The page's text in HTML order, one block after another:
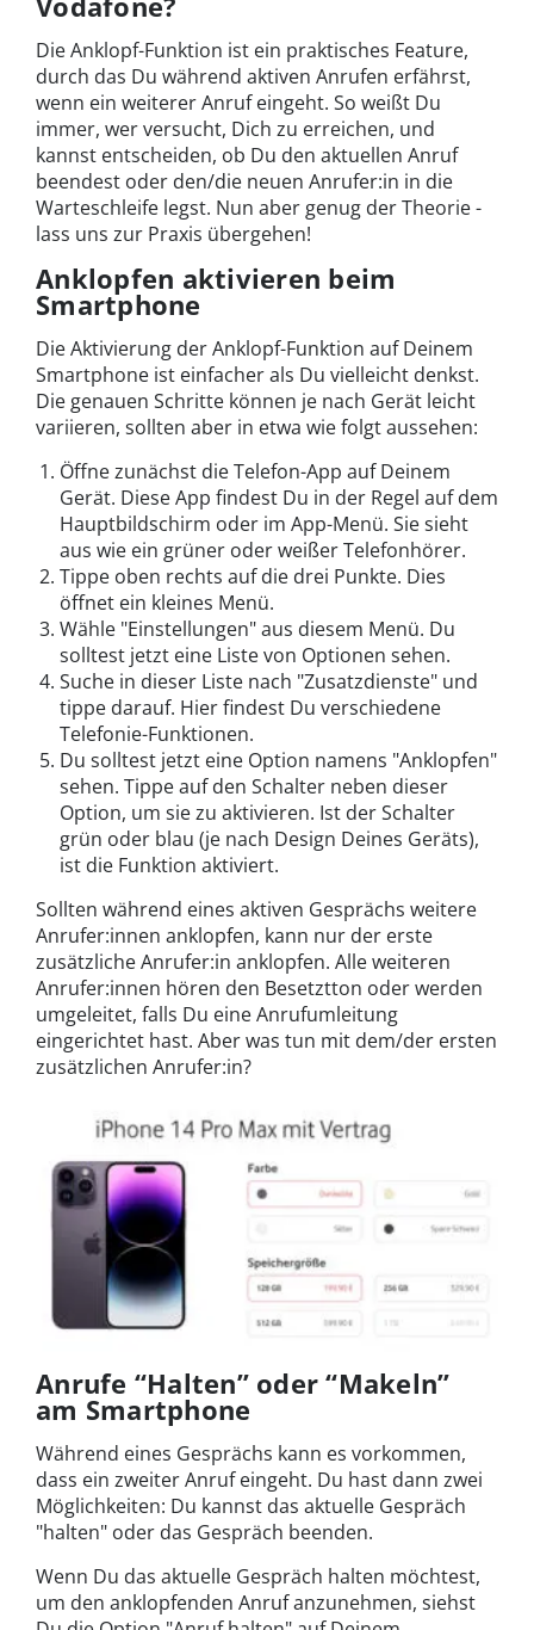
Die Anklopf-Funktion ist ein praktisches Feature,
durch das Du während aktiven Anrufen erfährst,
wenn ein weiterer Anruf eingeht. So weißt Du
immer, wer versucht, Dich zu erreichen, und
kannst entscheiden, ob Du den aktuellen Anruf
beendest oder den/die neuen Anrufer:in in die
Warteschleife legst. Nun aber genug der Theorie -
lass uns zur Praxis übergehen!
Anklopfen aktivieren beim
Smartphone
Die Aktivierung der Anklopf-Funktion auf Deinem
Smartphone ist einfacher als Du vielleicht denkst.
Die genauen Schritte können je nach Gerät leicht
variieren, sollten aber in etwa wie folgt aussehen:
Öffne zunächst die Telefon-App auf Deinem
Gerät. Diese App findest Du in der Regel auf dem
Hauptbildschirm oder im App-Menü. Sie sieht
aus wie ein grüner oder weißer Telefonhörer.
Tippe oben rechts auf die drei Punkte. Dies
öffnet ein kleines Menü.
Wähle "Einstellungen" aus diesem Menü. Du
solltest jetzt eine Liste von Optionen sehen.
Suche in dieser Liste nach "Zusatzdienste" und
tippe darauf. Hier findest Du verschiedene
Telefonie-Funktionen.
Du solltest jetzt eine Option namens "Anklopfen"
sehen. Tippe auf den Schalter neben dieser
Option, um sie zu aktivieren. Ist der Schalter
grün oder blau (je nach Design Deines Geräts),
ist die Funktion aktiviert.
Sollten während eines aktiven Gesprächs weitere
Anrufer:innen anklopfen, kann nur der erste
zusätzliche Anrufer:in anklopfen. Alle weiteren
Anrufer:innen hören den Besetztton oder werden
umgeleitet, falls Du eine Anrufumleitung
eingerichtet hast. Aber was tun mit dem/der ersten
zusätzlichen Anrufer:in?
Anrufe “Halten” oder “Makeln”
am Smartphone
Während eines Gesprächs kann es vorkommen,
dass ein zweiter Anruf eingeht. Du hast dann zwei
Möglichkeiten: Du kannst das aktuelle Gespräch
"halten" oder das Gespräch beenden.
Wenn Du das aktuelle Gespräch halten möchtest,
um den anklopfenden Anruf anzunehmen, siehst